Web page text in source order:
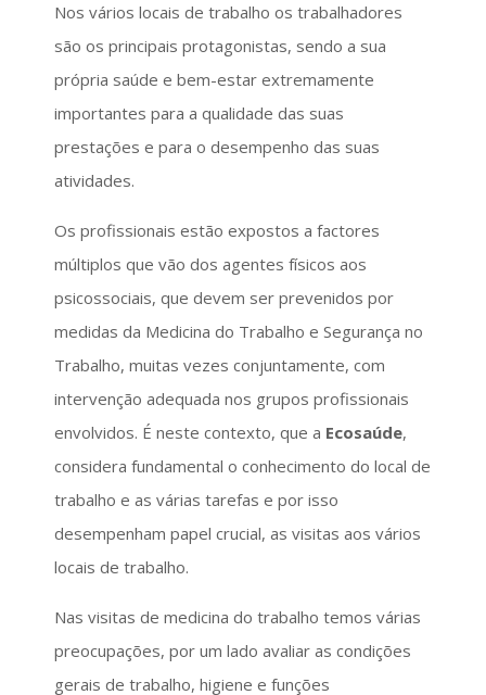
Nos vários locais de trabalho os trabalhadores
são os principais protagonistas, sendo a sua
própria saúde e bem-estar extremamente
importantes para a qualidade das suas
prestações e para o desempenho das suas
atividades.
Os profissionais estão expostos a factores
múltiplos que vão dos agentes físicos aos
psicossociais, que devem ser prevenidos por
medidas da Medicina do Trabalho e Segurança no
Trabalho, muitas vezes conjuntamente, com
intervenção adequada nos grupos profissionais
envolvidos. É neste contexto, que a Ecosaúde,
considera fundamental o conhecimento do local de
trabalho e as várias tarefas e por isso
desempenham papel crucial, as visitas aos vários
locais de trabalho.
Nas visitas de medicina do trabalho temos várias
preocupações, por um lado avaliar as condições
gerais de trabalho, higiene e funções